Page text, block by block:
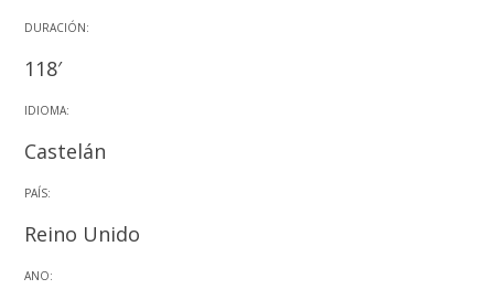
DURACIÓN:
118′
IDIOMA:
Castelán
PAÍS:
Reino Unido
ANO: